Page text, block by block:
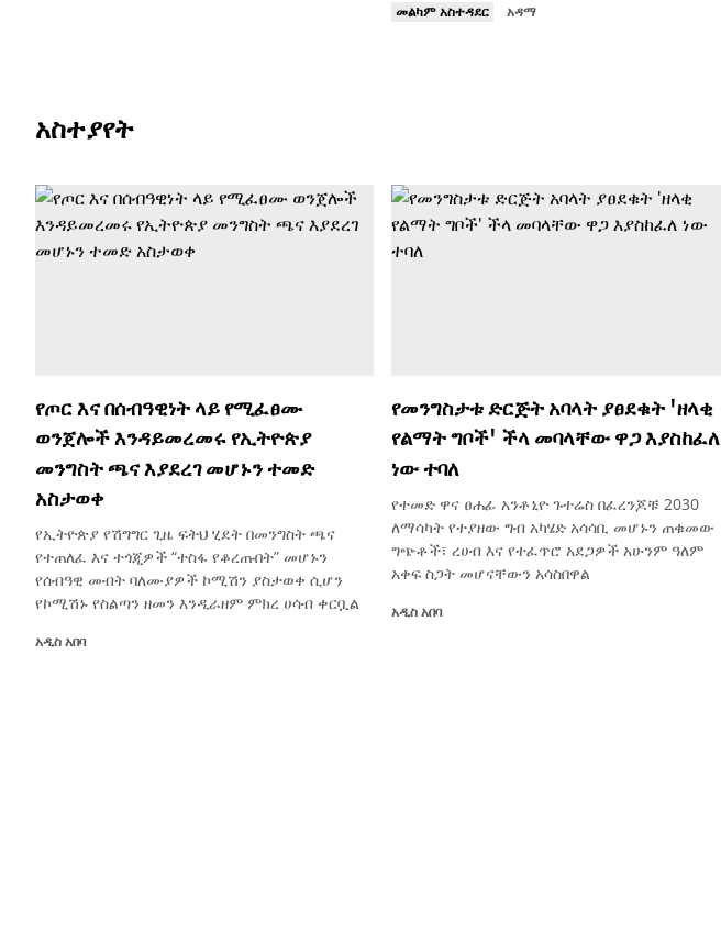
መልካም አስተዳደር አዳማ
አስተያየት
የጦር እና በሰብዓዊነት ላይ የሚፈፀሙ
ወንጀሎች እንዳይመረመሩ የኢትዮጵያ
መንግስት ጫና እያደረገ መሆኑን ተመድ
አስታወቀ
የኢትዮጵያ የሽግግር ጊዜ ፍትህ ሂደት በመንግስት ጫና
የተጠለፈ እና ተጎጂዎች “ተስፋ የቆረጡበት” መሆኑን
የሰብዓዊ መብት ባለሙያዎች ኮሚሽን ያስታወቀ ሲሆን
የኮሚሽኑ የስልጣን ዘመን እንዲራዘም ምክረ ሀሳብ ቀርቧል
አዲስ አበባ
የመንግስታቱ ድርጅት አባላት ያፀደቁት 'ዘላቂ
የልማት ግቦች' ችላ መባላቸው ዋጋ እያስከፈለ
ነው ተባለ
የተመድ ዋና ፀሐፊ አንቶኒዮ ጉተሬስ በፈረንጆቹ 2030
ለማሳካት የተያዘው ግብ አካሄድ አሳሳቢ መሆኑን ጠቁመው
ግጭቶች፣ ረሀብ እና የተፈጥሮ አደጋዎች አሁንም ዓለም
አቀፍ ስጋት መሆናቸውን አሳስበዋል
አዲስ አበባ